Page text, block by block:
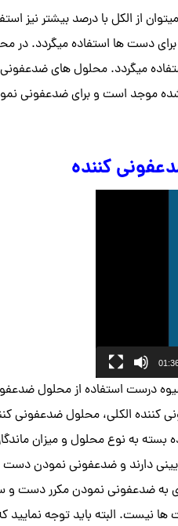
از الکل با درصد بیشتر
دست ها استفاده میگردد. در
میگردد. محلول های ضدعفونی
موجد است و برای ضدعفونی
کننده
درست استفاده از محلول
الکلی، محلول ضدعفونی
بسته به نوع محلول و میزان
دارند و ضدعفونی نمودن
به ضدعفونی نمودن مکرر
البته باید توجه نمایید